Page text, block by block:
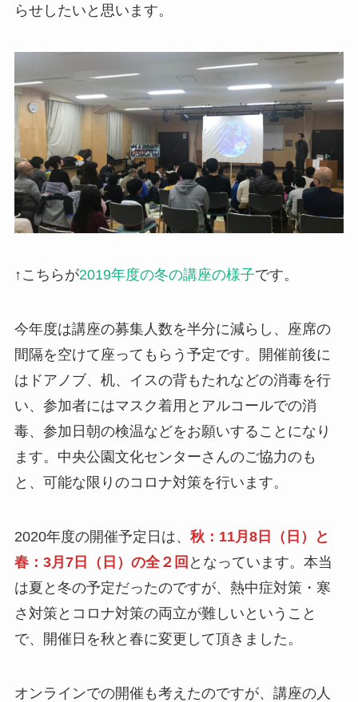
らせしたいと思います。
↑こちらが2019年度の冬の講座の様子です。
今年度は講座の募集人数を半分に減らし、座席の
間隔を空けて座ってもらう予定です。開催前後に
はドアノブ、机、イスの背もたれなどの消毒を行
い、参加者にはマスク着用とアルコールでの消
毒、参加日朝の検温などをお願いすることになり
ます。中央公園文化センターさんのご協力のも
と、可能な限りのコロナ対策を行います。
2020年度の開催予定日は、 秋：11月8日（日）と
春：3月7日（日）の全２回 となっています。本当
は夏と冬の予定だったのですが、熱中症対策・寒
さ対策とコロナ対策の両立が難しいということ
で、開催日を秋と春に変更して頂きました。
オンラインでの開催も考えたのですが、講座の人